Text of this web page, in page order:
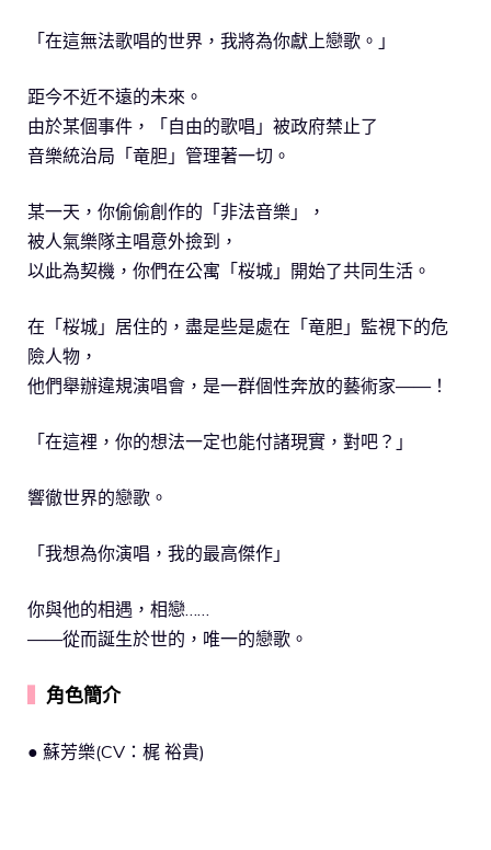
「在這無法歌唱的世界，我將為你獻上戀歌。」
距今不近不遠的未來。
由於某個事件，「自由的歌唱」被政府禁止了
音樂統治局「竜胆」管理著一切。
某一天，你偷偷創作的「非法音樂」，
被人氣樂隊主唱意外撿到，
以此為契機，你們在公寓「桜城」開始了共同生活。
在「桜城」居住的，盡是些是處在「竜胆」監視下的危
險人物，
他們舉辦違規演唱會，是一群個性奔放的藝術家——！
「在這裡，你的想法一定也能付諸現實，對吧？」
響徹世界的戀歌。
「我想為你演唱，我的最高傑作」
你與他的相遇，相戀……
——從而誕生於世的，唯一的戀歌。
角色簡介
● 蘇芳樂(CV：梶 裕貴)